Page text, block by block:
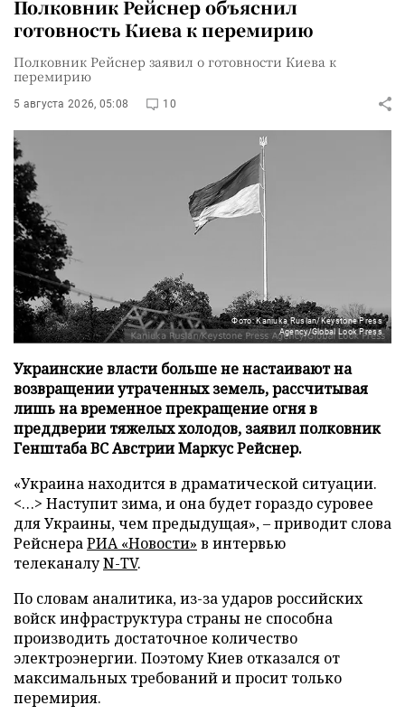
Полковник Рейснер объяснил
готовность Киева к перемирию
Полковник Рейснер заявил о готовности Киева к
перемирию
5 августа 2026, 05:08 10
Фото: Kaniuka Ruslan/Keystone Press
Agency/Global Look Press
Украинские власти больше не настаивают на
возвращении утраченных земель, рассчитывая
лишь на временное прекращение огня в
преддверии тяжелых холодов, заявил полковник
Генштаба ВС Австрии Маркус Рейснер.
«Украина находится в драматической ситуации.
<…> Наступит зима, и она будет гораздо суровее
для Украины, чем предыдущая», – приводит слова
РейснераРИА «Новости» в интервью
телеканалуN-TV.
По словам аналитика, из-за ударов российских
войск инфраструктура страны не способна
производить достаточное количество
электроэнергии. Поэтому Киев отказался от
максимальных требований и просит только
перемирия.